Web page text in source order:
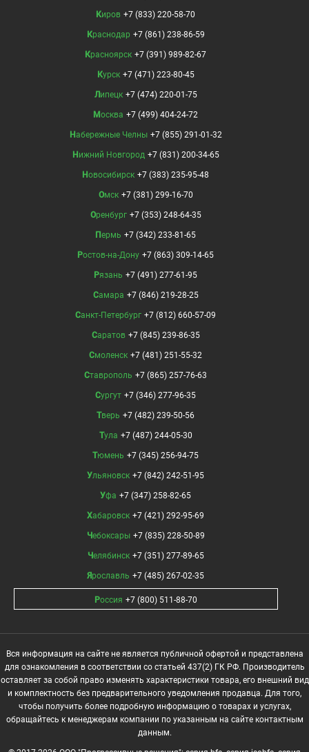
Киров +7 (833) 220-58-70
Краснодар +7 (861) 238-86-59
Красноярск +7 (391) 989-82-67
Курск +7 (471) 223-80-45
Липецк +7 (474) 220-01-75
Москва +7 (499) 404-24-72
Набережные Челны +7 (855) 291-01-32
Нижний Новгород +7 (831) 200-34-65
Новосибирск +7 (383) 235-95-48
Омск +7 (381) 299-16-70
Оренбург +7 (353) 248-64-35
Пермь +7 (342) 233-81-65
Ростов-на-Дону +7 (863) 309-14-65
Рязань +7 (491) 277-61-95
Самара +7 (846) 219-28-25
Санкт-Петербург +7 (812) 660-57-09
Саратов +7 (845) 239-86-35
Смоленск +7 (481) 251-55-32
Ставрополь +7 (865) 257-76-63
Сургут +7 (346) 277-96-35
Тверь +7 (482) 239-50-56
Тула +7 (487) 244-05-30
Тюмень +7 (345) 256-94-75
Ульяновск +7 (842) 242-51-95
Уфа +7 (347) 258-82-65
Хабаровск +7 (421) 292-95-69
Чебоксары +7 (835) 228-50-89
Челябинск +7 (351) 277-89-65
Ярославль +7 (485) 267-02-35
Россия +7 (800) 511-88-70
Вся информация на сайте не является публичной офертой и представлена
для ознакомления в соответствии со статьей 437(2) ГК РФ. Производитель
оставляет за собой право изменять характеристики товара, его внешний вид
и комплектность без предварительного уведомления продавца. Для того,
чтобы получить более подробную информацию о товарах и услугах,
обращайтесь к менеджерам компании по указанным на сайте контактным
данным.